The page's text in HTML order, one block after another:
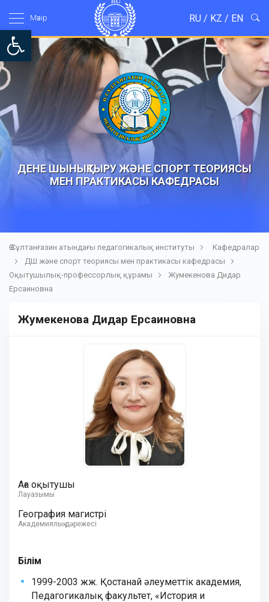
Open toolbar
Мәзір RU / KZ / EN
ДЕНЕ ШЫНЫҚТЫРУ ЖӘНЕ СПОРТ ТЕОРИЯСЫ
МЕН ПРАКТИКАСЫ КАФЕДРАСЫ
Ө.Сұлтанғазин атындағы педагогикалық институты
Кафедралар
ДШ және спорт теориясы мен практикасы кафедрасы
Оқытушылық-профессорлық құрамы
Жумекенова Дидар
Ерсаиновна
Жумекенова Дидар Ерсаиновна
Аға оқытушы
Лауазымы
География магистрі
Академиялық дәрежесі
Білім
1999-2003 жж. Қостанай әлеуметтік академия,
Педагогикалық факультет, «История и